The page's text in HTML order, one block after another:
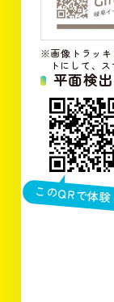
※画像トラッキ
トにして、
平面検出
このQRで体